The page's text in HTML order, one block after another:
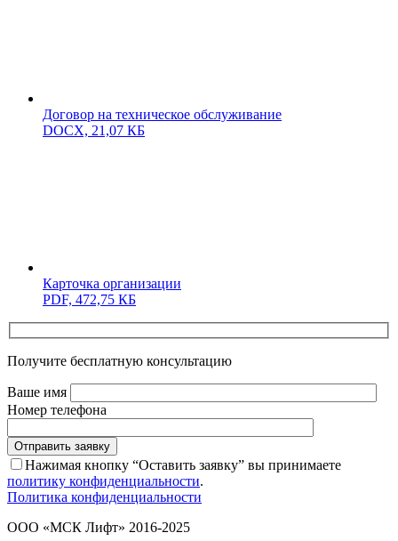
Договор на техническое обслуживание
DOCX, 21,07 КБ
Карточка организации
PDF, 472,75 КБ
Получите бесплатную консультацию
Ваше имя
Номер телефона
Отправить заявку
Нажимая кнопку “Оставить заявку” вы принимаете
политику конфиденциальности.
Политика конфиденциальности
ООО «МСК Лифт» 2016-2025